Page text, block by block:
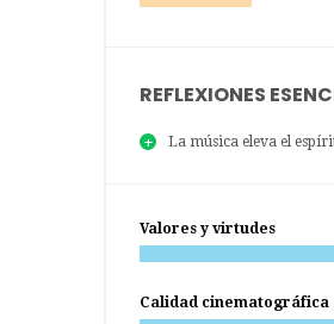
REFLEXIONES
La música eleva el
Valores y virtudes
Calidad cinematográfica